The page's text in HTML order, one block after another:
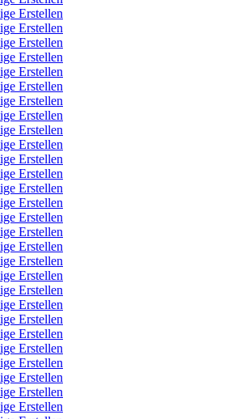
Erstellen
Erstellen
Erstellen
Erstellen
Erstellen
Erstellen
Erstellen
Erstellen
Erstellen
Erstellen
Erstellen
Erstellen
Erstellen
Erstellen
Erstellen
Erstellen
Erstellen
Erstellen
Erstellen
Erstellen
Erstellen
Erstellen
Erstellen
Erstellen
Erstellen
Erstellen
Erstellen
Erstellen